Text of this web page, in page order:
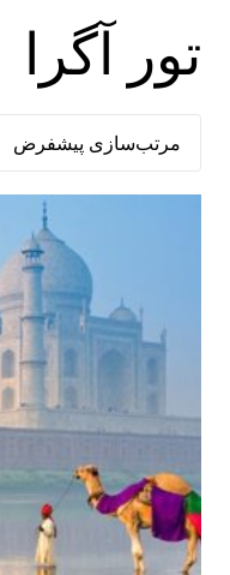
تور آگرا